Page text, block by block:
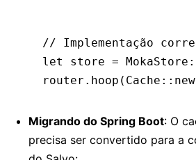
// Implementação
let
store = MokaStore
router . hoop (Cache :: new
Migrando do Spring Boot: O
precisa ser convertido para a